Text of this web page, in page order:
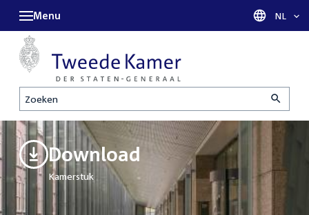
Zoeken
Menu Taal
NL
Download
Kamerstuk